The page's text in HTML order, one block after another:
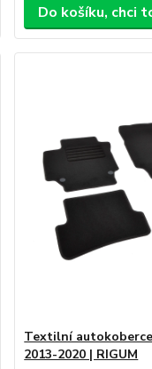
Do košíku, chci
Textilní
2013-2020 | RIGUM